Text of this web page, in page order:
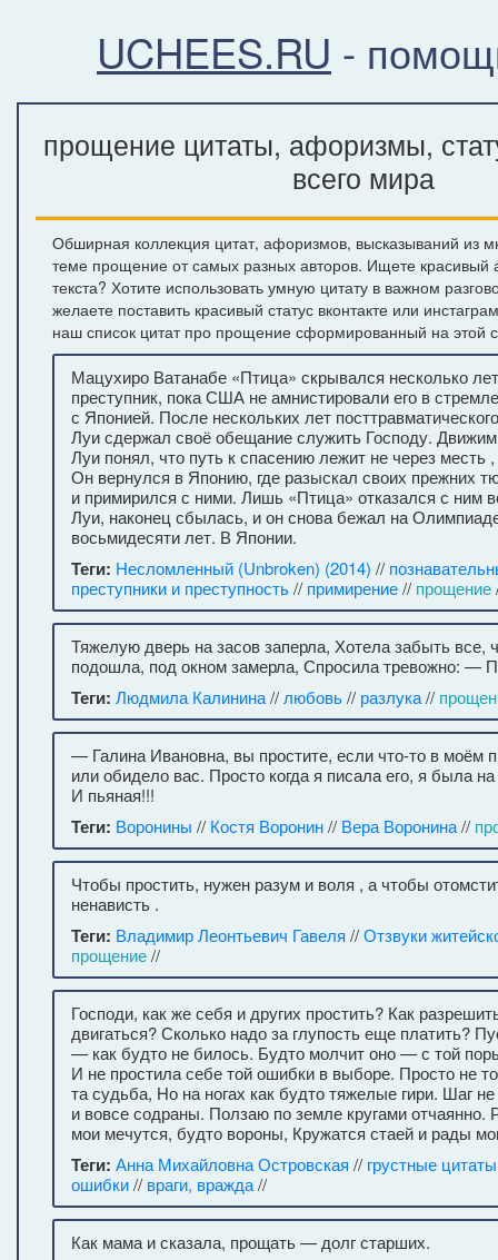
UCHEES.RU -
прощение цитаты, афоризмы,
всего мира
Обширная коллекция цитат, афоризмов, высказываний из
теме прощение от самых разных авторов. Ищете красивый
текста? Хотите использовать умную цитату в важном
желаете поставить красивый статус вконтакте или
наш список цитат про прощение сформированный на этой
Мацухиро Ватанабе «Птица» скрывался несколько
преступник, пока США не амнистировали его в
с Японией. После нескольких лет
Луи сдержал своё обещание служить Господу.
Луи понял, что путь к спасению лежит не через месть
Он вернулся в Японию, где разыскал своих прежних
и примирился с ними. Лишь «Птица» отказался с ним
Луи, наконец сбылась, и он снова бежал на
восьмидесяти лет. В Японии.
Теги: Несломленный (Unbroken) (2014) //
преступники и преступность// примирение// прощение
Тяжелую дверь на засов заперла, Хотела забыть все,
подошла, под окном замерла, Спросила тревожно: —
Теги: Людмила Калинина// любовь// разлука//
— Галина Ивановна, вы простите, если что-то в моём
или обидело вас. Просто когда я писала его, я была
И пьяная!!!
Теги: Воронины // Костя Воронин// Вера Воронина//
Чтобы простить, нужен разум и воля , а чтобы
ненависть .
Теги: Владимир Леонтьевич Гавеля //Отзвуки
прощение//
Господи, как же себя и других простить? Как
двигаться? Сколько надо за глупость еще платить?
— как будто не билось. Будто молчит оно — с той
И не простила себе той ошибки в выборе. Просто не
та судьба, Но на ногах как будто тяжелые гири. Шаг
и вовсе содраны. Ползаю по земле кругами отчаянно.
мои мечутся, будто вороны, Кружатся стаей и рады
Теги: Анна Михайловна Островская // грустные цитаты
ошибки// враги, вражда//
Как мама и сказала, прощать — долг старших.